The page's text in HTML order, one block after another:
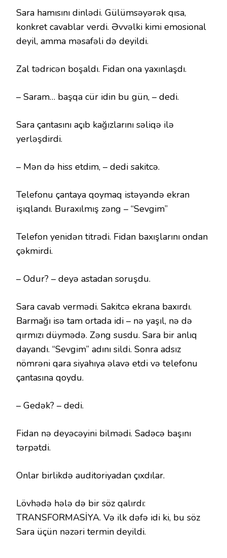
Sara hamısını dinlədi. Gülümsəyərək qısa,
konkret cavablar verdi. Əvvəlki kimi emosional
deyil, amma məsafəli də deyildi.
Zal tədricən boşaldı. Fidan ona yaxınlaşdı.
– Saram… başqa cür idin bu gün, – dedi.
Sara çantasını açıb kağızlarını səliqə ilə
yerləşdirdi.
– Mən də hiss etdim, – dedi sakitcə.
Telefonu çantaya qoymaq istəyəndə ekran
işıqlandı. Buraxılmış zəng – “Sevgim”
Telefon yenidən titrədi. Fidan baxışlarını ondan
çəkmirdi.
– Odur? – deyə astadan soruşdu.
Sara cavab vermədi. Sakitcə ekrana baxırdı.
Barmağı isə tam ortada idi – nə yaşıl, nə də
qırmızı düymədə. Zəng susdu. Sara bir anlıq
dayandı. “Sevgim” adını sildi. Sonra adsız
nömrəni qara siyahıya əlavə etdi və telefonu
çantasına qoydu.
– Gedək? – dedi.
Fidan nə deyəcəyini bilmədi. Sadəcə başını
tərpətdi.
Onlar birlikdə auditoriyadan çıxdılar.
Lövhədə hələ də bir söz qalırdı:
TRANSFORMASİYA. Və ilk dəfə idi ki, bu söz
Sara üçün nəzəri termin deyildi.